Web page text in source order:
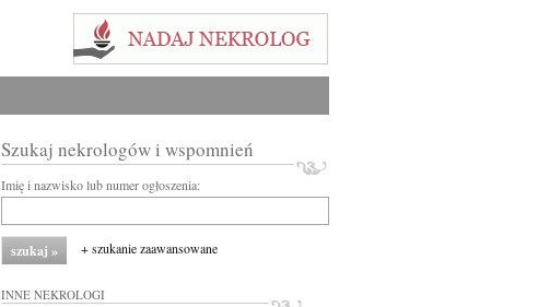
Szukaj nekrologów i wspomnień
Imię i nazwisko lub numer ogłoszenia:
+ szukanie zaawansowane
INNE NEKROLOGI